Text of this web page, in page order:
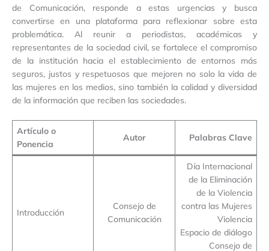
de Comunicación, responde a estas urgencias y busca
convertirse en una plataforma para reflexionar sobre esta
problemática. Al reunir a periodistas, académicas y
representantes de la sociedad civil, se fortalece el compromiso
de la institución hacia el establecimiento de entornos más
seguros, justos y respetuosos que mejoren no solo la vida de
las mujeres en los medios, sino también la calidad y diversidad
de la información que reciben las sociedades.
Artículo o
Ponencia
Autor Palabras Clave
Introducción
Consejo de
Comunicación
Día Internacional
de la Eliminación
de la Violencia
contra las Mujeres
Violencia
Espacio de diálogo
Consejo de